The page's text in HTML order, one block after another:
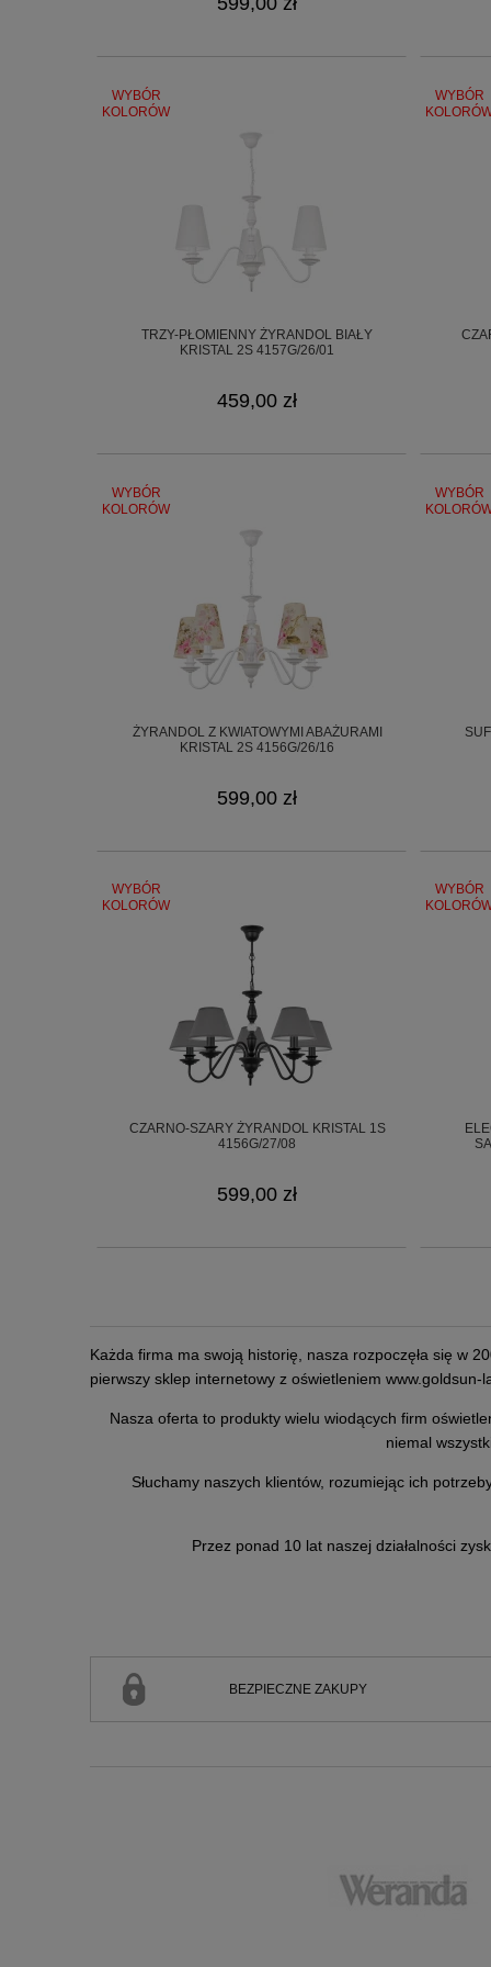
WYBÓR
KOLORÓW
TRZY-PŁOMIENNY ŻYRANDOL BIAŁY
KRISTAL 2S 4157G/26/01
459,00 zł
WYBÓR
WYBÓR
KOLORÓW
ŻYRANDOL Z KWIATOWYMI ABAŻURAMI
KRISTAL 2S 4156G/26/16
599,00 zł
WYBÓR
WYBÓR
KOLORÓW
CZARNO-SZARY ŻYRANDOL KRISTAL 1S
4156G/27/08
599,00 zł
WYBÓR
Każda firma ma swoją historię, nasza rozpoczęła się w
pierwszy sklep internetowy z oświetleniem www.goldsun-
Nasza oferta to produkty wielu wiodących firm
niemal
Słuchamy naszych klientów, rozumiejąc ich
Przez ponad 10 lat naszej działalności
BEZPIECZNE ZAKUPY